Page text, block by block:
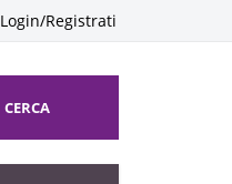
Login/Registrati
CERCA